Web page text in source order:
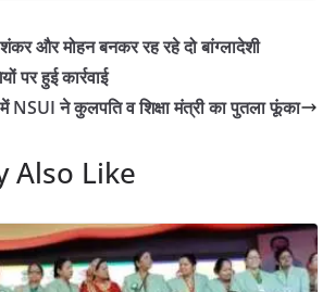
और मोहन बनकर रह रहे दो बांग्लादेशी
पर हुई कार्रवाई
में NSUI ने कुलपति व शिक्षा मंत्री का पुतला फूंका
Also Like